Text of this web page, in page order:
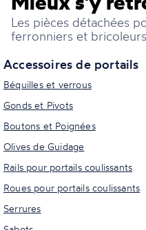
Les pièces détachées
ferronniers et
Accessoires de portails
Béquilles et verrous
Gonds et Pivots
Boutons et Poignées
Olives de Guidage
Rails pour portails coulissants
Roues pour portails coulissants
Serrures